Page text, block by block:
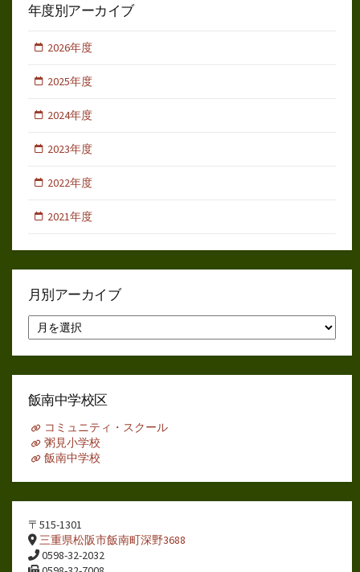
年度別アーカイブ
2026年度
2025年度
2024年度
2023年度
2022年度
2021年度
月別アーカイブ
別
ア
イ
飯南中学校区
コミュニティ・スクール
粥見小学校
飯南中学校
〒515-1301
三重県松阪市飯南町深野3688
0598-32-2032